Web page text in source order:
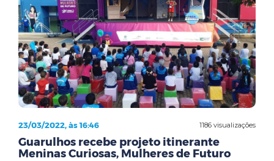
1186 visualizações
23/03/2022, às 16:46
Guarulhos recebe projeto itinerante
Meninas Curiosas, Mulheres de Futuro